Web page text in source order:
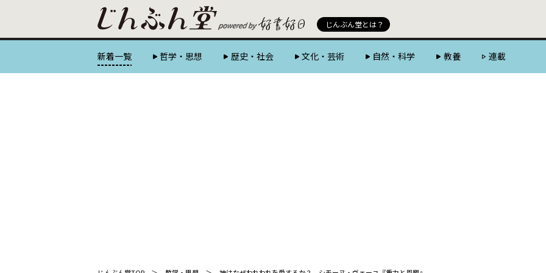
じんぶん堂とは？
新着一覧 哲学・思想 歴史・社会 文化・芸術 自然・科学 教養 連載